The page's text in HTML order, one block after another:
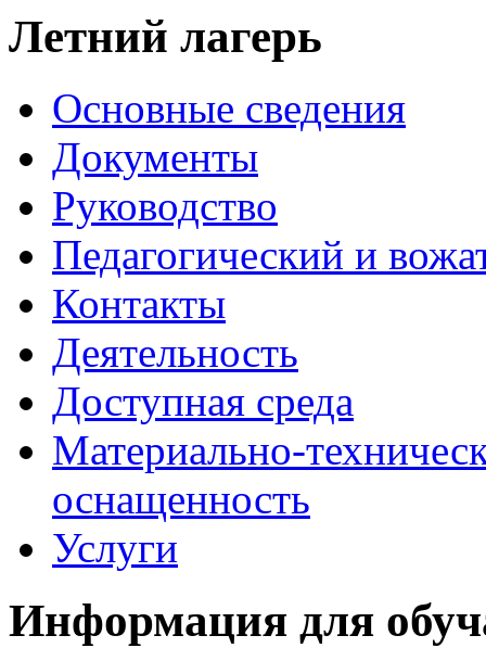
Летний лагерь
Основные сведения
Документы
Руководство
Педагогический и
Контакты
Деятельность
Доступная среда
Материально-
оснащенность
Услуги
Информация для